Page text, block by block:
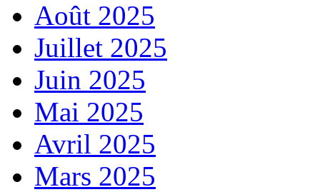
Août 2025
Juillet 2025
Juin 2025
Mai 2025
Avril 2025
Mars 2025